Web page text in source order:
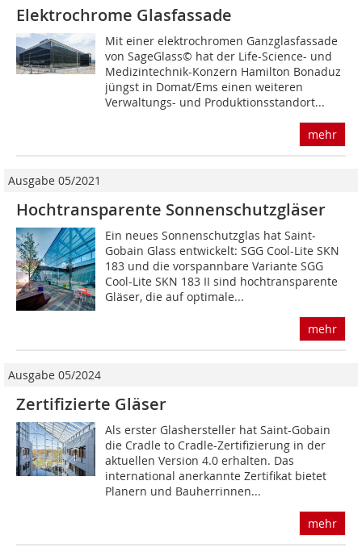
Elektrochrome Glasfassade
Mit einer elektrochromen Ganzglasfassade
von SageGlass© hat der Life-Science- und
Medizintechnik-Konzern Hamilton Bonaduz
jüngst in Domat/Ems einen weiteren
Verwaltungs- und Produktionsstandort...
mehr
Ausgabe 05/2021
Hochtransparente Sonnenschutzgläser
Ein neues Sonnenschutzglas hat Saint-
Gobain Glass entwickelt: SGG Cool-Lite SKN
183 und die vorspannbare Variante SGG
Cool-Lite SKN 183 II sind hochtrans­parente
Gläser, die auf optimale...
mehr
Ausgabe 05/2024
Zertifizierte Gläser
Als erster Glashersteller hat Saint-Gobain
die ­Cradle to Cradle-Zertifizierung in der
aktuellen Version 4.0 erhalten. Das
international anerkannte Zertifikat bietet
Planern und Bauherrinnen...
mehr